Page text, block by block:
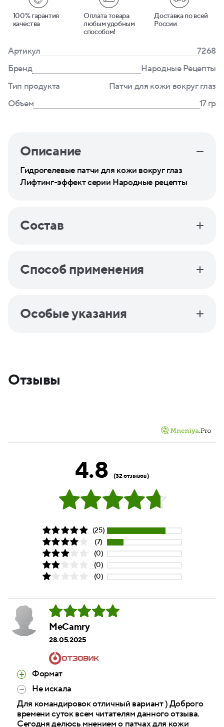
100% гарантия
качества
Оплата товара
любым удобным
способом!
Доставка по всей
России
Артикул
7268
Бренд
Народные Рецепты
Тип продукта
Патчи для кожи вокруг глаз
Объем
17 гр
Описание
Гидрогелевые патчи для кожи вокруг глаз
Лифтинг-эффект серии Народные рецепты
Состав
Способ применения
Особые указания
Отзывы
4.8 (32 отзывов)
(25)
(7)
(0)
(0)
(0)
MeCamry
28.05.2025
Формат
Не искала
Для командировок отличный вариант ) Доброго
времени суток всем читателям данного отзыва.
Сегодня делюсь мнением о патчах для кожи